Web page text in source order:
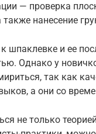
— проверка
нанесение
к шпаклевке и ее
Однако у
так как
а они со
не только